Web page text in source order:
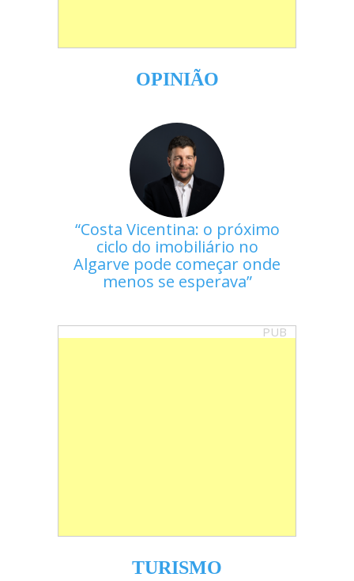
OPINIÃO
Costa Vicentina: o próximo
ciclo do imobiliário no
Algarve pode começar onde
menos se esperava
PUB
TURISMO